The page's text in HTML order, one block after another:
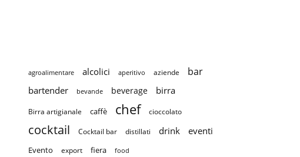
agroalimentare alcolici aperitivo aziende bar
bartender bevande beverage birra
Birra artigianale caffè chef cioccolato
cocktail Cocktail bar distillati drink eventi
Evento export fiera food